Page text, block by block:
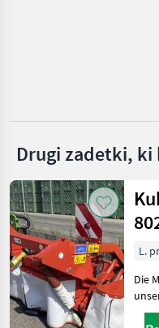
Fliegl
Quicke
Prikaži
vse
(17)
MARKETPLACE
Ponudbe
Drugi zadetki, ki
L.
Die
in